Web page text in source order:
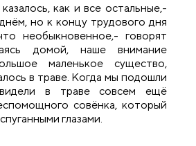
как и все остальные,-
но к концу трудового дня
необыкновенное,- говорят
домой, наше внимание
маленькое существо,
в траве. Когда мы подошли
в траве совсем ещё
совёнка, который
глазами.